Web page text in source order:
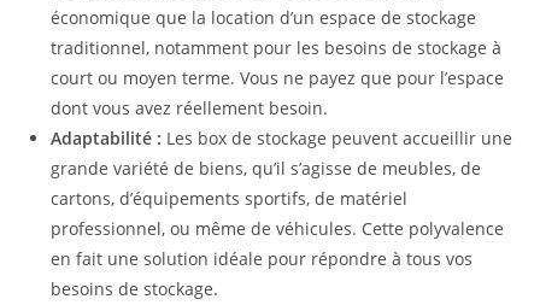
économique que la location d’un espace de stockage
traditionnel, notamment pour les besoins de stockage à
court ou moyen terme. Vous ne payez que pour l’espace
dont vous avez réellement besoin.
Adaptabilité : Les box de stockage peuvent accueillir une
grande variété de biens, qu’il s’agisse de meubles, de
cartons, d’équipements sportifs, de matériel
professionnel, ou même de véhicules. Cette polyvalence
en fait une solution idéale pour répondre à tous vos
besoins de stockage.